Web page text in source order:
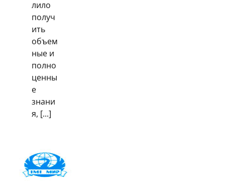
лило
получ
ить
объем
ные и
полно
ценны
е
знани
я, [...]